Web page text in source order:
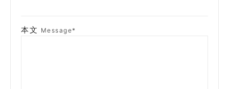
本文 Message*